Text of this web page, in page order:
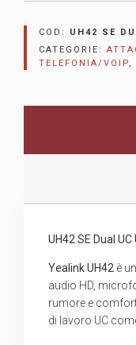
COD: UH42 SE
CATEGORIE:
TELEFONIA/VOIP,
UH42 SE Dual
Yealink UH42 è
audio HD,
rumore e
di lavoro UC